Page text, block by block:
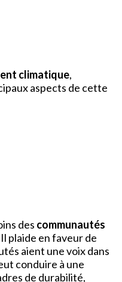
climatique,
aspects de cette
des communautés
plaide en faveur de
aient une voix dans
conduire à une
de durabilité,